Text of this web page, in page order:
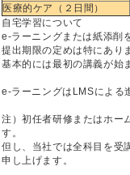
医療的ケア（２日間）
自宅学習について
e-ラーニングまたは紙添削
提出期限の定めは特にあり
基本的には最初の講義が始
e-ラーニングはLMSによる
注）初任者研修またはホー
す。
但し、当社では全科目を受
申し上げます。